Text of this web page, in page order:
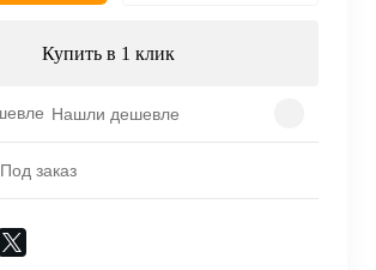
Купить в 1 клик
Нашли дешевле
Под заказ